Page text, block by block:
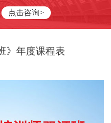
点击咨询>
》年度课程表